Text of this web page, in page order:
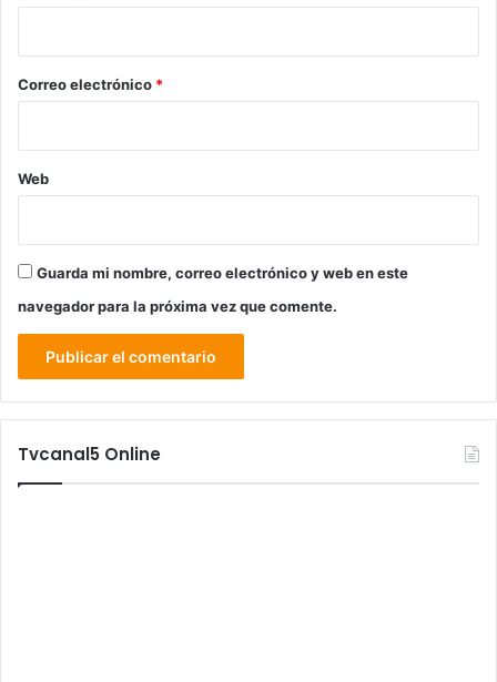
*
Correo electrónico *
Web
Guarda mi nombre, correo electrónico y web en este
navegador para la próxima vez que comente.
Tvcanal5 Online